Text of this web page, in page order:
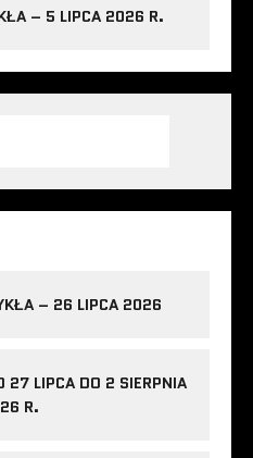
– 5 LIPCA 2026 R.
– 26 LIPCA 2026
27 LIPCA DO 2 SIERPNIA
R.